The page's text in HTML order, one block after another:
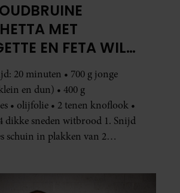
MET
EN FETA WIL
MAKEN
20 minuten • 700 g jonge
en dun) • 400 g
• olijfolie • 2 tenen knoflook •
dikke sneden witbrood 1. Snijd
schuin in plakken van 2